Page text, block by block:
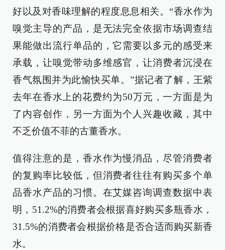
好以及对香味理解的程度息息相关。“香水作为
嗅觉主导的产品，是无法完全依据市场调查结
果能做出流行单品的，它需要以多元的感受来
承载，让嗅觉带动多维感官，让消费者沉浸在
香气氛围并为此愉快买单。”据记者了解，王紫
去年在香水上的花费约为50万元，一方面是为
了内容创作，另一方面为个人兴趣收藏，其中
不乏价值不菲的古董香水。
值得注意的是，香水作为慢消品，尽管消费者
的复购率比较低，但消费者往往有购买多个单
品香水产品的习惯。在艾媒咨询调查数据中表
明，51.2%的消费者会根据喜好购买多瓶香水，
31.5%的消费者会根据价格是否合适而购买新香
水。